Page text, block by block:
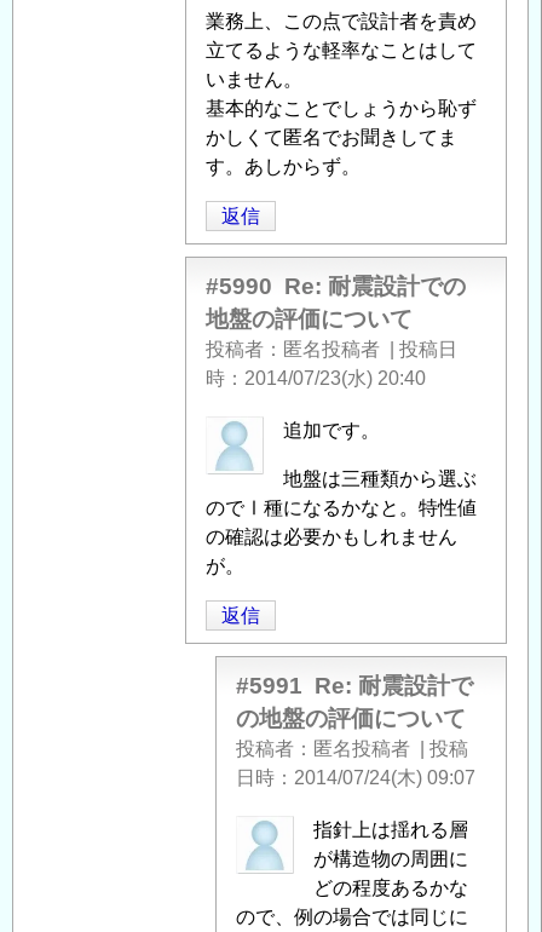
震
設
計
で
の
地
の
評
に
つ
い
て 」
の
返
信
業務上、この点で設計者を責め
立てるような軽率なことはして
いません。
基本的なことでしょうから恥ず
かしくて匿名でお聞きしてま
す。あしからず。
返信
#5990 Re: 耐震設計での
地盤の評価について
投稿者 匿名投稿者
投稿日
時
2014/07/23(水) 20:40
匿
名
稿
者
に
よ
る
「Re:
追加です。
地盤は三種類から選ぶ
のでⅠ種になるかなと。特性値
の確認は必要かもしれません
が。
返信
#5991 Re: 耐震設計で
の地盤の評価について
投稿者 匿名投稿者
投稿
日時
2014/07/24(木) 09:07
匿
名
稿
指針上は揺れる層
が構造物の周囲に
どの程度あるかな
ので、例の場合では同じに